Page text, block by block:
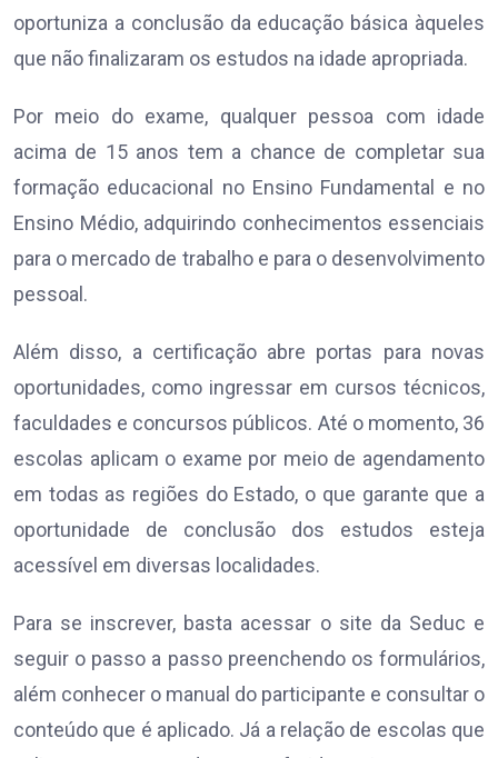
oportuniza a conclusão da educação básica àqueles
que não finalizaram os estudos na idade apropriada.
Por meio do exame, qualquer pessoa com idade
acima de 15 anos tem a chance de completar sua
formação educacional no Ensino Fundamental e no
Ensino Médio, adquirindo conhecimentos essenciais
para o mercado de trabalho e para o desenvolvimento
pessoal.
Além disso, a certificação abre portas para novas
oportunidades, como ingressar em cursos técnicos,
faculdades e concursos públicos. Até o momento, 36
escolas aplicam o exame por meio de agendamento
em todas as regiões do Estado, o que garante que a
oportunidade de conclusão dos estudos esteja
acessível em diversas localidades.
Para se inscrever, basta acessar o site da Seduc e
seguir o passo a passo preenchendo os formulários,
além conhecer o manual do participante e consultar o
conteúdo que é aplicado. Já a relação de escolas que